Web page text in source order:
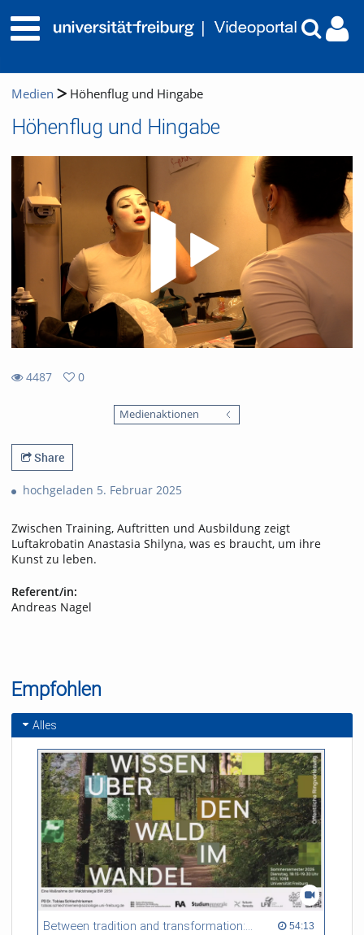
Medien Höhenflug und Hingabe
Höhenflug und Hingabe
4487
0
Medienaktionen
Share
hochgeladen 5. Februar 2025
Zwischen Training, Auftritten und Ausbildung zeigt
Luftakrobatin Anastasia Shilyna, was es braucht, um ihre
Kunst zu leben.
Referent/in:
Andreas Nagel
Empfohlen
Alles
Between tradition and transformation: how owners, advisers and institutions co-create knowledge for resilient forests in Europe 54:13
54:13 duration